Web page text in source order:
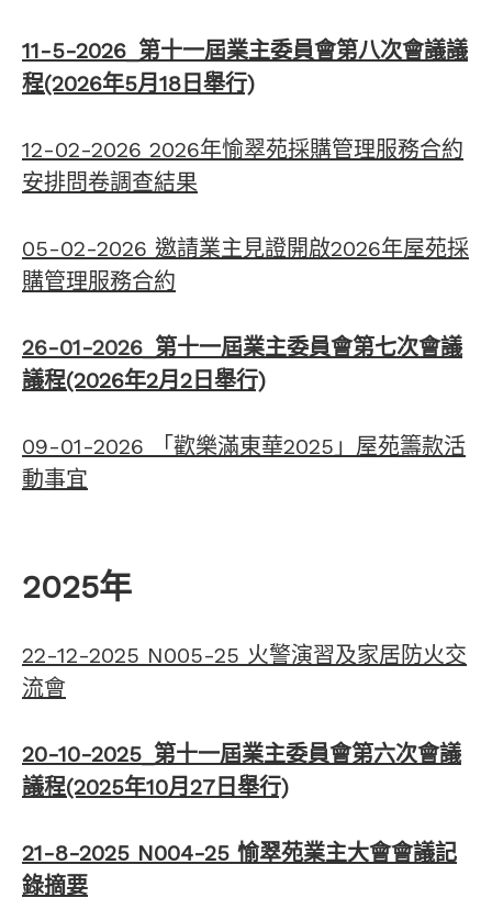
11-5-2026 第十一屆業主委員會第八次會議議
程(2026年5月18日舉行)
12-02-2026 2026年愉翠苑採購管理服務合約
安排問卷調查結果
05-02-2026 邀請業主見證開啟2026年屋苑採
購管理服務合約
26-01-2026_ 第十一屆業主委員會第七次會議
議程(2026年2月2日舉行)
09-01-2026 「歡樂滿東華2025」屋苑籌款活
動事宜
2025年
22-12-2025 N005-25 火警演習及家居防火交
流會
20-10-2025_第十一屆業主委員會第六次會議
議程(2025年10月27日舉行)
21-8-2025 N004-25 愉翠苑業主大會會議記
錄摘要